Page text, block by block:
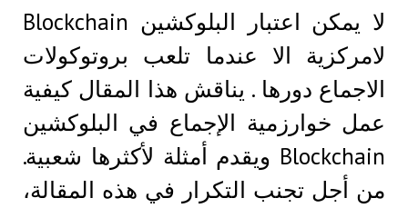
لا يمكن اعتبار البلوكشين Blockchain
لامركزية الا عندما تلعب بروتوكولات
الاجماع دورها . يناقش هذا المقال كيفية
عمل خوارزمية الإجماع في البلوكشين
Blockchain ويقدم أمثلة لأكثرها شعبية.
من أجل تجنب التكرار في هذه المقالة،